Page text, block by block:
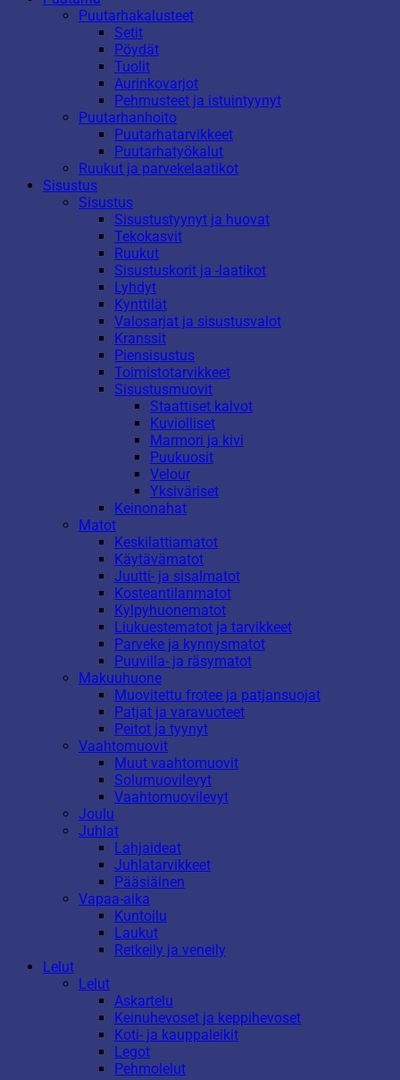
Puutarhakalusteet
Setit
Pöydät
Tuolit
Aurinkovarjot
Pehmusteet ja istuintyynyt
Puutarhanhoito
Puutarhatarvikkeet
Puutarhatyökalut
Ruukut ja parvekelaatikot
Sisustus
Sisustus
Sisustustyynyt ja huovat
Tekokasvit
Ruukut
Sisustuskorit ja -laatikot
Lyhdyt
Kynttilät
Valosarjat ja sisustusvalot
Kranssit
Piensisustus
Toimistotarvikkeet
Sisustusmuovit
Staattiset kalvot
Kuviolliset
Marmori ja kivi
Puukuosit
Velour
Yksiväriset
Keinonahat
Matot
Keskilattiamatot
Käytävämatot
Juutti- ja sisalmatot
Kosteantilanmatot
Kylpyhuonematot
Liukuestematot ja tarvikkeet
Parveke ja kynnysmatot
Puuvilla- ja räsymatot
Makuuhuone
Muovitettu frotee ja patjansuojat
Patjat ja varavuoteet
Peitot ja tyynyt
Vaahtomuovit
Muut vaahtomuovit
Solumuovilevyt
Vaahtomuovilevyt
Joulu
Juhlat
Lahjaideat
Juhlatarvikkeet
Pääsiäinen
Vapaa-aika
Kuntoilu
Laukut
Retkeily ja veneily
Lelut
Lelut
Askartelu
Keinuhevoset ja keppihevoset
Koti- ja kauppaleikit
Legot
Pehmolelut